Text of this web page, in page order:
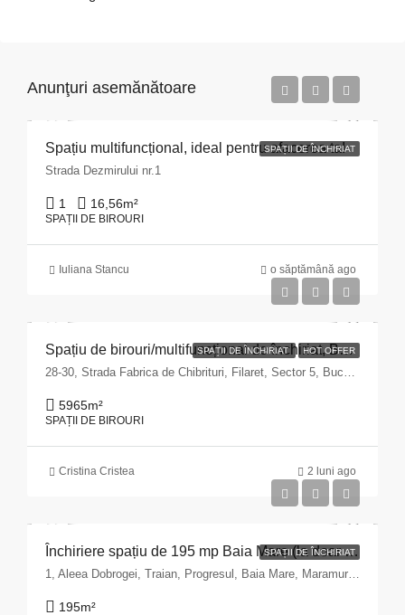
Anunţuri asemănătoare
SPAȚII DE ÎNCHIRIAT
Spațiu multifuncțional, ideal pentru afacerea ta!
Strada Dezmirului nr.1
1 16,56m²
SPAȚII DE BIROURI
Iuliana Stancu o săptămână ago
SPAȚII DE ÎNCHIRIAT HOT OFFER
Spațiu de birouri/multifuncțional de închiriat, București, Sector 5 – zona Fabrica de Chibrituri
28-30, Strada Fabrica de Chibrituri, Filaret, Sector 5, Bucharest, 040542, Romania
5965m²
SPAȚII DE BIROURI
Cristina Cristea 2 luni ago
SPAȚII DE ÎNCHIRIAT
Închiriere spațiu de 195 mp Baia Mare (la doar 3 km de centru)
1, Aleea Dobrogei, Traian, Progresul, Baia Mare, Maramureș, 430191, Romania
195m²